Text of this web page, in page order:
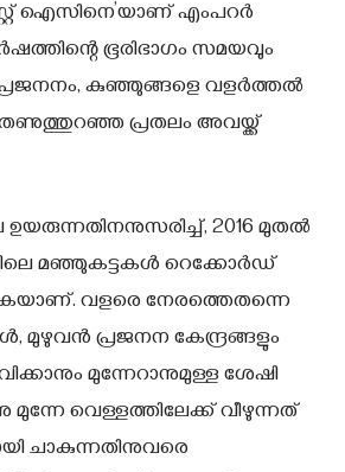
ഐസിനെ’യാണ് എംപറര്‍
ഭൂരിഭാഗം സമയവും
കുഞ്ഞുങ്ങളെ വളര്‍ത്തല്‍
പ്രതലം അവയ്ക്ക്
2016 മുതല്‍
മഞ്ഞുകട്ടകള്‍ റെക്കോര്‍ഡ്
വളരെ നേരത്തെതന്നെ
പ്രജനന കേന്ദ്രങ്ങളും
മുന്നേറാനുമുള്ള ശേഷി
വെള്ളത്തിലേക്ക് വീഴുന്നത്
ചാകുന്നതിനുവരെ